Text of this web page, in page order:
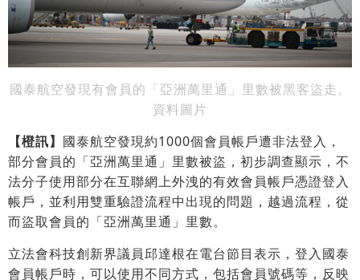
國泰航空發現有會員的「亞洲萬里通」里數被黑客盜走。
資料圖片
【橙訊】 國泰航空發現約1000個會員帳戶遭非法登入，
部分會員的「亞洲萬里通」里數被盜，初步調查顯示，不
法分子使用部分在互聯網上外洩的有效會員帳戶憑證登入
帳戶，並利用雙重驗證流程中出現的問題，越過流程，從
而盜取會員的「亞洲萬里通」里數。
立法會科技創新界議員邱達根在電台節目表示，登入國泰
會員帳戶時，可以使用不同方式，包括會員號碼等，反映